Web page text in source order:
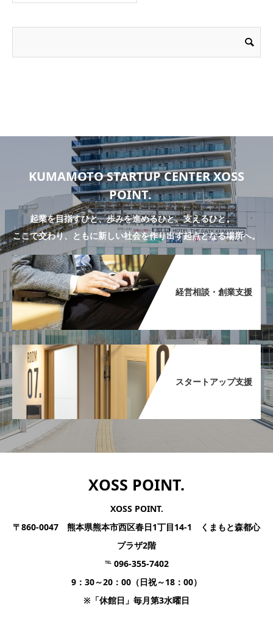
KUMAMOTO STARTUP CENTER XOSS
POINT.
起業を目指すひと、歩みを進めるひと、支えるひと。
ここで交わり、ともに新しい社会を作り出す起点となる場所へ。
経営相談・創業支援​
スタートアップ支援​
XOSS POINT.
XOSS POINT.
〒860-0047 熊本県熊本市西区春日1丁目14-1 くまもと森都心
プラザ2階
℡ 096-355-7402
9：30～20：00（日祝～18：00）
※「休館日」毎月第3水曜日